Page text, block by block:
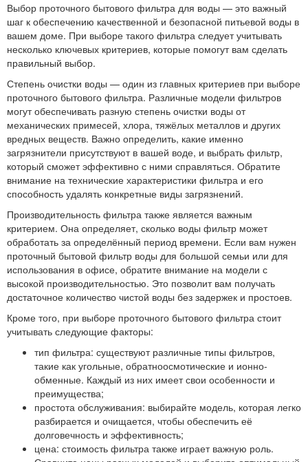
Выбор проточного бытового фильтра для воды — это важный
шаг к обеспечению качественной и безопасной питьевой воды в
вашем доме. При выборе такого фильтра следует учитывать
несколько ключевых критериев, которые помогут вам сделать
правильный выбор.
Степень очистки воды — один из главных критериев при выборе
проточного бытового фильтра. Различные модели фильтров
могут обеспечивать разную степень очистки воды от
механических примесей, хлора, тяжёлых металлов и других
вредных веществ. Важно определить, какие именно
загрязнители присутствуют в вашей воде, и выбрать фильтр,
который сможет эффективно с ними справляться. Обратите
внимание на технические характеристики фильтра и его
способность удалять конкретные виды загрязнений.
Производительность фильтра также является важным
критерием. Она определяет, сколько воды фильтр может
обработать за определённый период времени. Если вам нужен
проточный бытовой фильтр воды для большой семьи или для
использования в офисе, обратите внимание на модели с
высокой производительностью. Это позволит вам получать
достаточное количество чистой воды без задержек и простоев.
Кроме того, при выборе проточного бытового фильтра стоит
учитывать следующие факторы:
тип фильтра: существуют различные типы фильтров,
такие как угольные, обратноосмотические и ионно-
обменные. Каждый из них имеет свои особенности и
преимущества;
простота обслуживания: выбирайте модель, которая легко
разбирается и очищается, чтобы обеспечить её
долговечность и эффективность;
цена: стоимость фильтра также играет важную роль.